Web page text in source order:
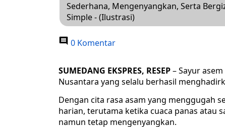
Sederhana, Mengenyangkan, Serta
Simple - (Ilustrasi)
0 Komentar
SUMEDANG EKSPRES, RESEP– Sayur
Nusantara yang selalu berhasil
Dengan cita rasa asam yang menggugah
harian, terutama ketika cuaca panas atau
namun tetap mengenyangkan.